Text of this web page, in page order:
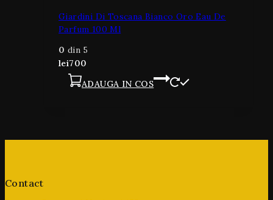
Giardini Di Toscana Bianco Oro Eau De
Parfum 100 Ml
0 din 5
lei700
ADAUGA IN COS
Contact